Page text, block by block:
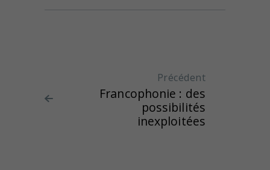
Précédent
Francophonie : des
possibilités
inexploitées